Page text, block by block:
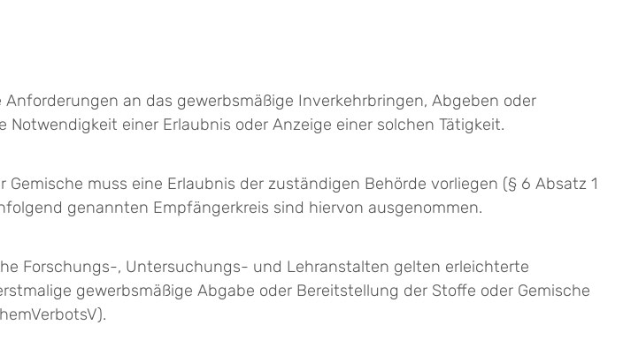
an das gewerbsmäßige Inverkehrbringen, Abgeben oder
einer Erlaubnis oder Anzeige einer solchen Tätigkeit.
muss eine Erlaubnis der zuständigen Behörde vorliegen (§ 6 Absatz 1
genannten Empfängerkreis sind hiervon ausgenommen.
Forschungs-, Untersuchungs- und Lehranstalten gelten erleichterte
gewerbsmäßige Abgabe oder Bereitstellung der Stoffe oder Gemische